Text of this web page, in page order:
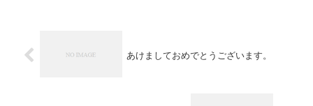
あけましておめでとうございます。